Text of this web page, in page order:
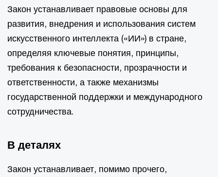
Закон устанавливает правовые основы для
развития, внедрения и использования систем
искусственного интеллекта («ИИ») в стране,
определяя ключевые понятия, принципы,
требования к безопасности, прозрачности и
ответственности, а также механизмы
государственной поддержки и международного
сотрудничества.
В деталях
Закон устанавливает, помимо прочего,